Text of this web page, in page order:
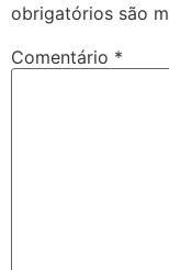
obrigatórios são
Comentário *